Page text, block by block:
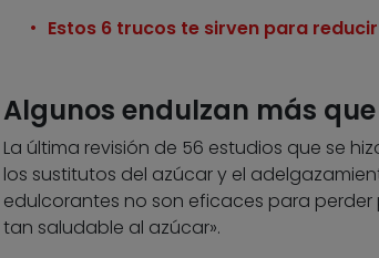
Estos 6 trucos te sirven para
Algunos endulzan más
La última revisión de 56 estudios que se
los sustitutos del azúcar y el
edulcorantes no son eficaces para
tan saludable al azúcar».